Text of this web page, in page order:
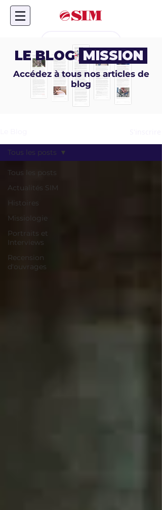
LE BLOG MISSION
Accédez à tous nos articles de
blog
Tous les posts
Actualités SIM
Histoires
Missiologie
Portraits et
Interviews
Recension
d'ouvrages
Tous les posts